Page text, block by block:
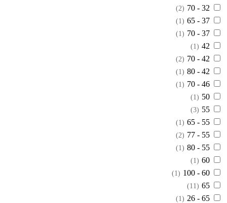
32 - 70
(2)
37 - 65
(1)
37 - 70
(1)
42
(1)
42 - 70
(2)
42 - 80
(1)
46 - 70
(1)
50
(1)
55
(3)
55 - 65
(1)
55 - 77
(2)
55 - 80
(1)
60
(1)
60 - 100
(1)
65
(11)
65 - 26
(1)